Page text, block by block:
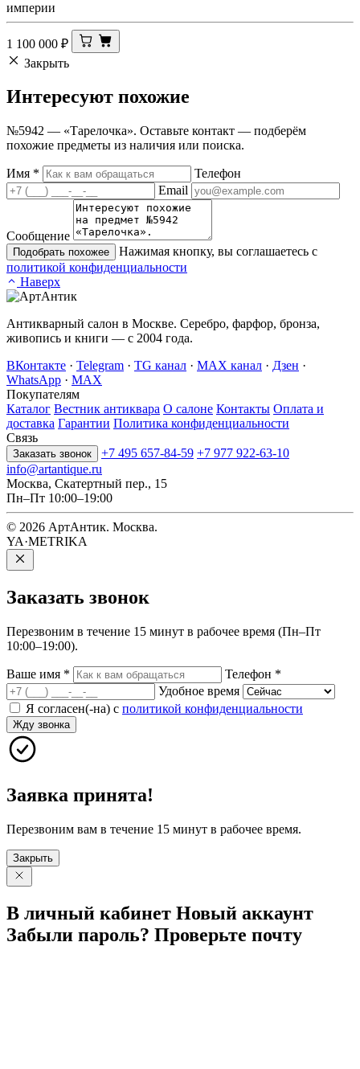
империи
1 100 000 ₽
Закрыть
Интересуют похожие
№5942 — «Тарелочка». Оставьте контакт — подберём
похожие предметы из наличия или поиска.
Имя *
Телефон
Email
Сообщение
Подобрать похожее
Нажимая кнопку, вы соглашаетесь с
политикой конфиденциальности
Наверх
Антикварный салон в Москве. Серебро, фарфор, бронза,
живопись и книги — с 2004 года.
ВКонтакте · Telegram · TG канал · MAX канал · Дзен ·
WhatsApp · MAX
Покупателям
Каталог Вестник антиквара О салоне Контакты Оплата и
доставка Гарантии Политика конфиденциальности
Связь
Заказать звонок +7 495 657-84-59 +7 977 922-63-10
info@artantique.ru
Москва, Скатертный пер., 15
Пн–Пт 10:00–19:00
© 2026 АртАнтик. Москва.
YA·METRIKA
Заказать звонок
Перезвоним в течение 15 минут в рабочее время (Пн–Пт
10:00–19:00).
Ваше имя * Телефон *
Удобное время
Я согласен(-на) с политикой конфиденциальности
Жду звонка
Заявка принята!
Перезвоним вам в течение 15 минут в рабочее время.
Закрыть
В личный кабинет Новый аккаунт
Забыли пароль? Проверьте почту